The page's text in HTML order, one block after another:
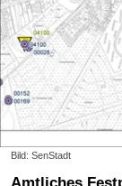
Bild: SenStadt